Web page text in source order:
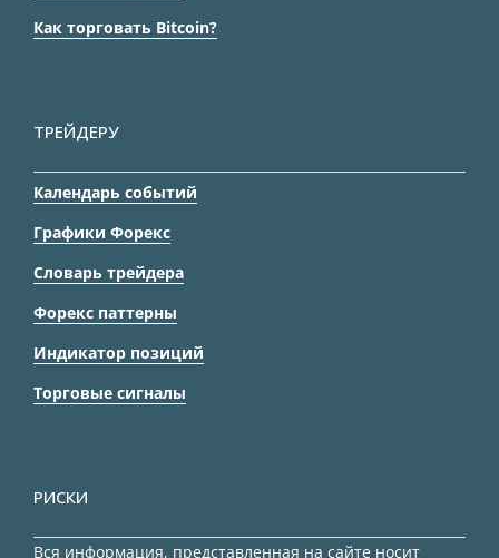
Как торговать Bitcoin?
ТРЕЙДЕРУ
Календарь событий
Графики Форекс
Словарь трейдера
Форекс паттерны
Индикатор позиций
Торговые сигналы
РИСКИ
Вся информация, представленная на сайте носит